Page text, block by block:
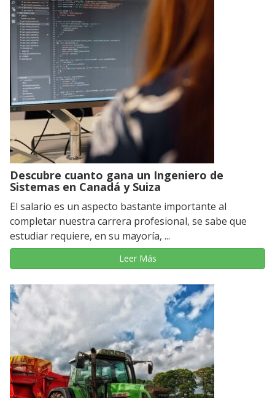
Descubre cuanto gana un Ingeniero de
Sistemas en Canadá y Suiza
El salario es un aspecto bastante importante al
completar nuestra carrera profesional, se sabe que
estudiar requiere, en su mayoría, ...
Leer Más